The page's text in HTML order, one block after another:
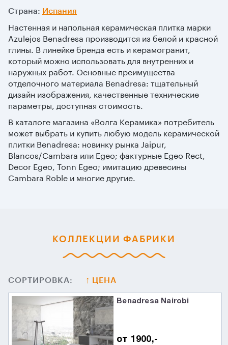
Страна: Испания
Настенная и напольная керамическая плитка марки
Azulejos Benadresa производится из белой и красной
глины. В линейке бренда есть и керамогранит,
который можно использовать для внутренних и
наружных работ. Основные преимущества
отделочного материала Benadresa: тщательный
дизайн изображения, качественные технические
параметры, доступная стоимость.
В каталоге магазина «Волга Керамика» потребитель
может выбрать и купить любую модель керамической
плитки Benadresa: новинку рынка Jaipur,
Blancos/Cambara или Egeo; фактурные Egeo Rect,
Decor Egeo, Tonn Egeo; имитацию древесины
Cambara Roble и многие другие.
КОЛЛЕКЦИИ ФАБРИКИ
СОРТИРОВКА: ЦЕНА
Benadresa Nairobi
от 1900,-